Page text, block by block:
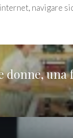
internet, navigare
donne, una